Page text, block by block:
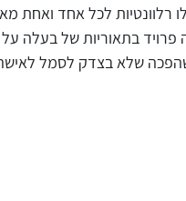
לכל אחד ואחת
בתאוריות של בעלה
שהפכה שלא בצדק לסמל